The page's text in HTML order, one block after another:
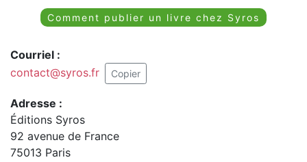
Comment publier un livre chez Syros
Courriel :
contact@syros.fr
Copier
Adresse :
Éditions Syros
92 avenue de France
75013 Paris